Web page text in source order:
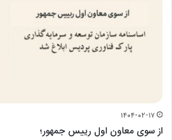
۱۴۰۴-۰۲-۱۷
از سوی معاون اول رییس جمهور؛